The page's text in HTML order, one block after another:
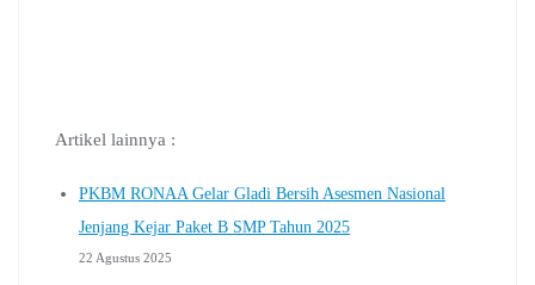
Artikel lainnya :
PKBM RONAA Gelar Gladi Bersih Asesmen Nasional
Jenjang Kejar Paket B SMP Tahun 2025
22 Agustus 2025